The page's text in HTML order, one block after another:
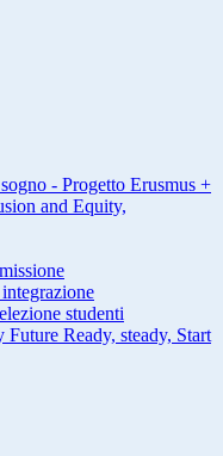
- Progetto Erusmus +
and Equity,
studenti
Ready, steady, Start